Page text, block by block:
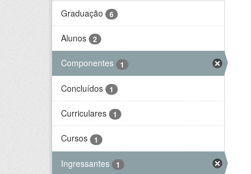
Graduação
6
Alunos 2
Componentes 1
Concluídos 1
Curriculares 1
Cursos 1
Ingressantes 1